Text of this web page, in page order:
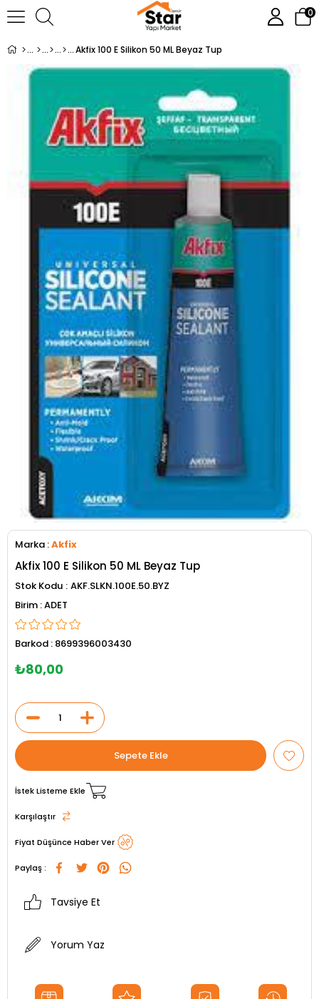
0
Akfix 100 E Silikon 50 ML Beyaz Tup
Marka :Akfix
Akfix 100 E Silikon 50 ML Beyaz Tup
Stok Kodu AKF.SLKN.100E.50.BYZ
ADET
Barkod : 8699396003430
₺80,00
İstek Listeme Ekle
Karşılaştır
Fiyat Düşünce Haber Ver
Paylaş :
Tavsiye Et
Yorum Yaz